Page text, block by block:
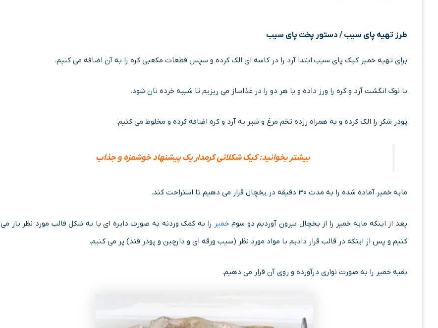
طرز تهیه پای سیب / دستور پخت پای سیب
برای تهیه خمیر کیک پای سیب ابتدا آرد را در کاسه ای الک کرده و سپس قطعات مکعبی کره را به آن اضافه می کنیم.
با نوک انگشت آرد و کره را ورز داده و یا هر دو را در غذاساز می ریزیم تا شبیه خرده نان شود.
پودر شکر را الک کرده و به همراه زرده تخم مرغ و شیر به آرد و کره اضافه کرده و مخلوط می کنیم.
بیشتر بخوانید:کیک شکلاتی کرمدار یک پیشنهاد خوشمزه و جذاب
مایه خمیر آماده شده را به مدت ۳۰ دقیقه در یخچال قرار می دهیم تا استراحت کند.
پعد از اینکه مایه خمیر را از یخچال بیرون آوردیم دو سوم خمیر را به کمک وردنه به صورت دایره ای یا به شکل قالب مورد نظر باز می
کنیم و پس از اینکه در قالب قرار دادیم با مواد مورد نظر (سیب ورقه ای و دارچین و پودر قند) پر می کنیم.
بقیه خمیر را به صورت نواری درآورده و روی آن قرار می دهیم.